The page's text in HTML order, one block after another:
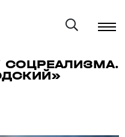
СОЦРЕАЛИЗМА.